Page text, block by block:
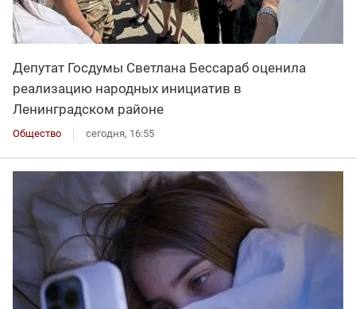
Депутат Госдумы Светлана Бессараб оценила
реализацию народных инициатив в
Ленинградском районе
Общество сегодня, 16:55